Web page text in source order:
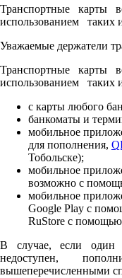
Транспортные карты
использованием таких
Уважаемые держатели
Транспортные карты
использованием таких
с карты любого
банкоматы и
мобильное
для пополнения,
Тобольске);
мобильное
возможно с
мобильное
Google Play с
RuStore с
В случае, если один
недоступен,
вышеперечисленными